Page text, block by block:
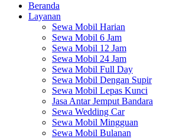
Beranda
Layanan
Sewa Mobil Harian
Sewa Mobil 6 Jam
Sewa Mobil 12 Jam
Sewa Mobil 24 Jam
Sewa Mobil Full Day
Sewa Mobil Dengan Supir
Sewa Mobil Lepas Kunci
Jasa Antar Jemput Bandara
Sewa Wedding Car
Sewa Mobil Mingguan
Sewa Mobil Bulanan